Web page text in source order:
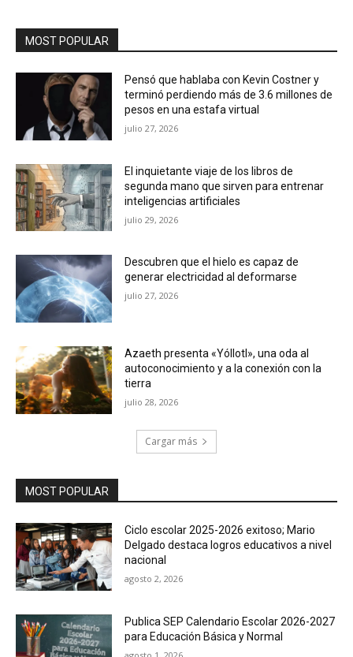
MOST POPULAR
Pensó que hablaba con Kevin Costner y
terminó perdiendo más de 3.6 millones de
pesos en una estafa virtual
julio 27, 2026
El inquietante viaje de los libros de
segunda mano que sirven para entrenar
inteligencias artificiales
julio 29, 2026
Descubren que el hielo es capaz de
generar electricidad al deformarse
julio 27, 2026
Azaeth presenta «Yóllotl», una oda al
autoconocimiento y a la conexión con la
tierra
julio 28, 2026
Cargar más
MOST POPULAR
Ciclo escolar 2025-2026 exitoso; Mario
Delgado destaca logros educativos a nivel
nacional
agosto 2, 2026
Publica SEP Calendario Escolar 2026-2027
para Educación Básica y Normal
agosto 1, 2026